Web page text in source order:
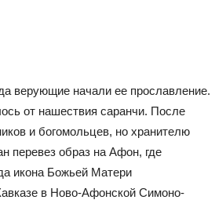
верующие начали ее прославление.
от нашествия саранчи. После
и богомольцев, но хранителю
перевез образ на Афон, где
икона Божьей Матери
в Ново-Афонской Симоно-